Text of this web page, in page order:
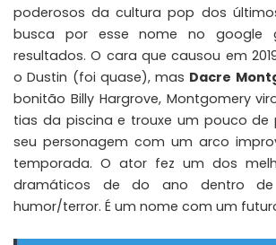
poderosos da cultura pop dos
busca por esse nome no google
resultados. O cara que causou em
o Dustin (foi quase), mas Dacre
bonitão Billy Hargrove, Montgomery
tias da piscina e trouxe um pouco de
seu personagem com um arco
temporada. O ator fez um dos
dramáticos de do ano dentro
humor/terror. É um nome com um